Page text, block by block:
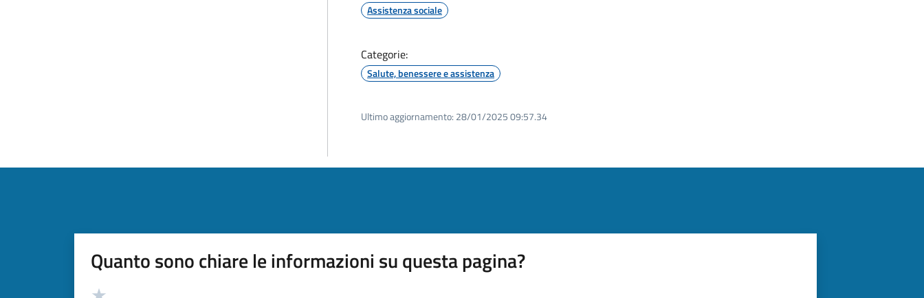
Assistenza sociale
Categorie:
Salute, benessere e assistenza
Ultimo aggiornamento: 28/01/2025 09:57.34
Quanto sono chiare le informazioni su questa pagina?
Valutazione